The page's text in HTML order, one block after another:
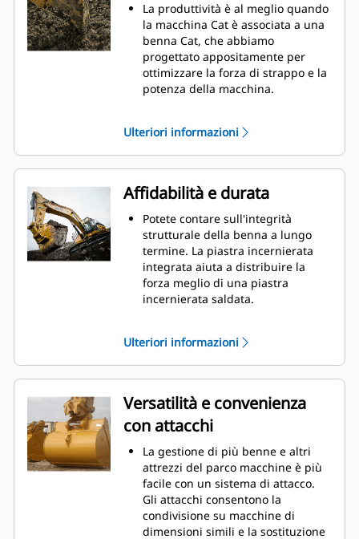
La produttività è al meglio quando
la macchina Cat è associata a una
benna Cat, che abbiamo
progettato appositamente per
ottimizzare la forza di strappo e la
potenza della macchina.
benna. Il gioco del tallone
aggiunto assicura che il fondo
della benna non si trascini,
riducendo i costi della
manutenzione.
I consumi di carburante si
innalzano sensibilmente durante
le operazioni di scavo. Le benne
Cat sono progettate per tagliare il
materiale in modo veloce e
migliorare il rendimento operativo
tempo. La forma e i fianchi della
benna mantengono la maggior
parte del materiale nella benna
durante il carico.
Ulteriori informazioni
Affidabilità e durata
Potete contare sull'integrità
strutturale della benna a lungo
termine. La piastra incernierata
integrata aiuta a distribuire la
forza meglio di una piastra
incernierata saldata.
resistenza all'abrasione,
specialmente per i componenti
con usura eccessiva.
Proteggete aree della benna più
importanti e sottoposte a usura
elevata con le parti di usura (GET,
Ground Engaging Tools) Cat
. Le
protezioni laterali e i taglienti
laterali contribuiscono a
preservare le parti della benna
che entrano in contatto e a
passare attraverso i materiali.
Ulteriori informazioni
Versatilità e convenienza
con attacchi
La gestione di più benne e altri
attrezzi del parco macchine è più
facile con un sistema di attacco.
Gli attacchi consentono la
condivisione su macchine di
dimensioni simili e la sostituzione